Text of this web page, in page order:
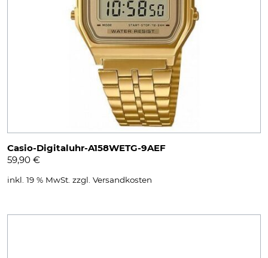
Casio-Digitaluhr-A158WETG-9AEF
59,90 €
inkl. 19 % MwSt. zzgl. Versandkosten